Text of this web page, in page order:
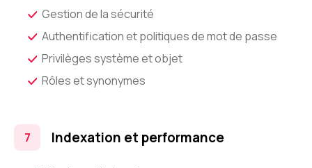
Gestion de la sécurité
Authentification et politiques de mot de passe
Privilèges système et objet
Rôles et synonymes
Indexation et performance